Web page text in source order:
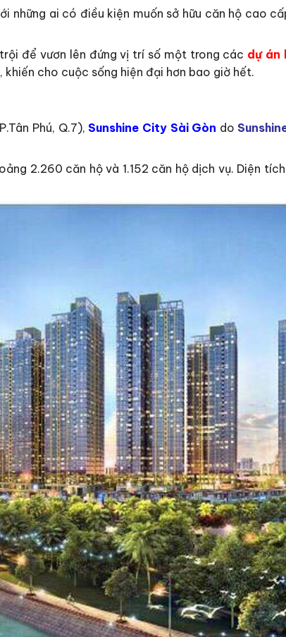
những ai có điều kiện muốn sở hữu căn hộ cao
để vươn lên đứng vị trí số một trong các dự án
cho cuộc sống hiện đại hơn bao giờ hết.
Phú, Q.7),Sunshine City Sài Gòn do
2.260 căn hộ và 1.152 căn hộ dịch vụ. Diện